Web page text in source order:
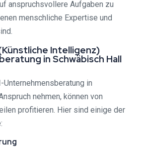
anspruchsvollere Aufgaben zu
menschliche Expertise und
Intelligenz)
in Schwäbisch Hall
Unternehmensberatung in
nehmen, können von
profitieren. Hier sind einige der